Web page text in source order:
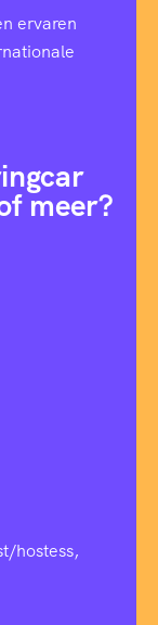
ervaren
meer?
hostess,